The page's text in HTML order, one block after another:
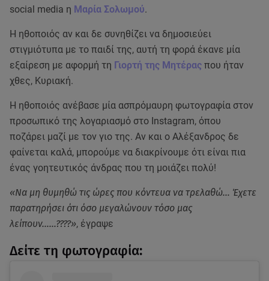
social media η Μαρία Σολωμού.
Η ηθοποιός αν και δε συνηθίζει να δημοσιεύει
στιγμιότυπα με το παιδί της, αυτή τη φορά έκανε μία
εξαίρεση με αφορμή τη Γιορτή της Μητέρας που ήταν
χθες, Κυριακή.
H ηθοποιός ανέβασε μία ασπρόμαυρη φωτογραφία στον
προσωπικό της λογαριασμό στο Instagram, όπου
ποζάρει μαζί με τον γιο της. Αν και ο Αλέξανδρος δε
φαίνεται καλά, μπορούμε να διακρίνουμε ότι είναι πια
ένας γοητευτικός άνδρας που τη μοιάζει πολύ!
«Να μη θυμηθώ τις ώρες που κόντευα να τρελαθώ… Έχετε
παρατηρήσει ότι όσο μεγαλώνουν τόσο μας
λείπουν……????», έγραψε
Δείτε τη φωτογραφία: